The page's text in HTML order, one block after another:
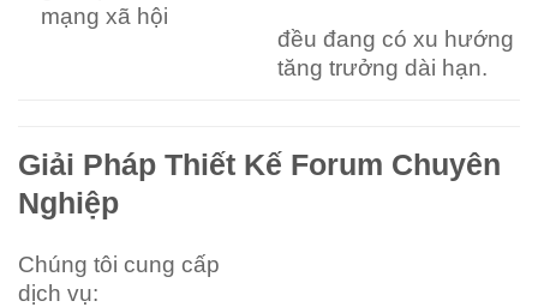
mạng xã hội
đều đang có xu hướng
tăng trưởng dài hạn.
Giải Pháp Thiết Kế Forum Chuyên
Nghiệp
Chúng tôi cung cấp
dịch vụ: